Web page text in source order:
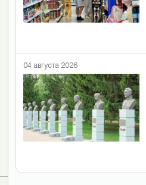
04 августа 2026